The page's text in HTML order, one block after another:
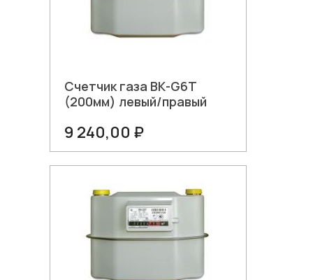
В корзину
Счетчик газа ВК-G6Т
(200мм) левый/правый
9 240,00 ₽